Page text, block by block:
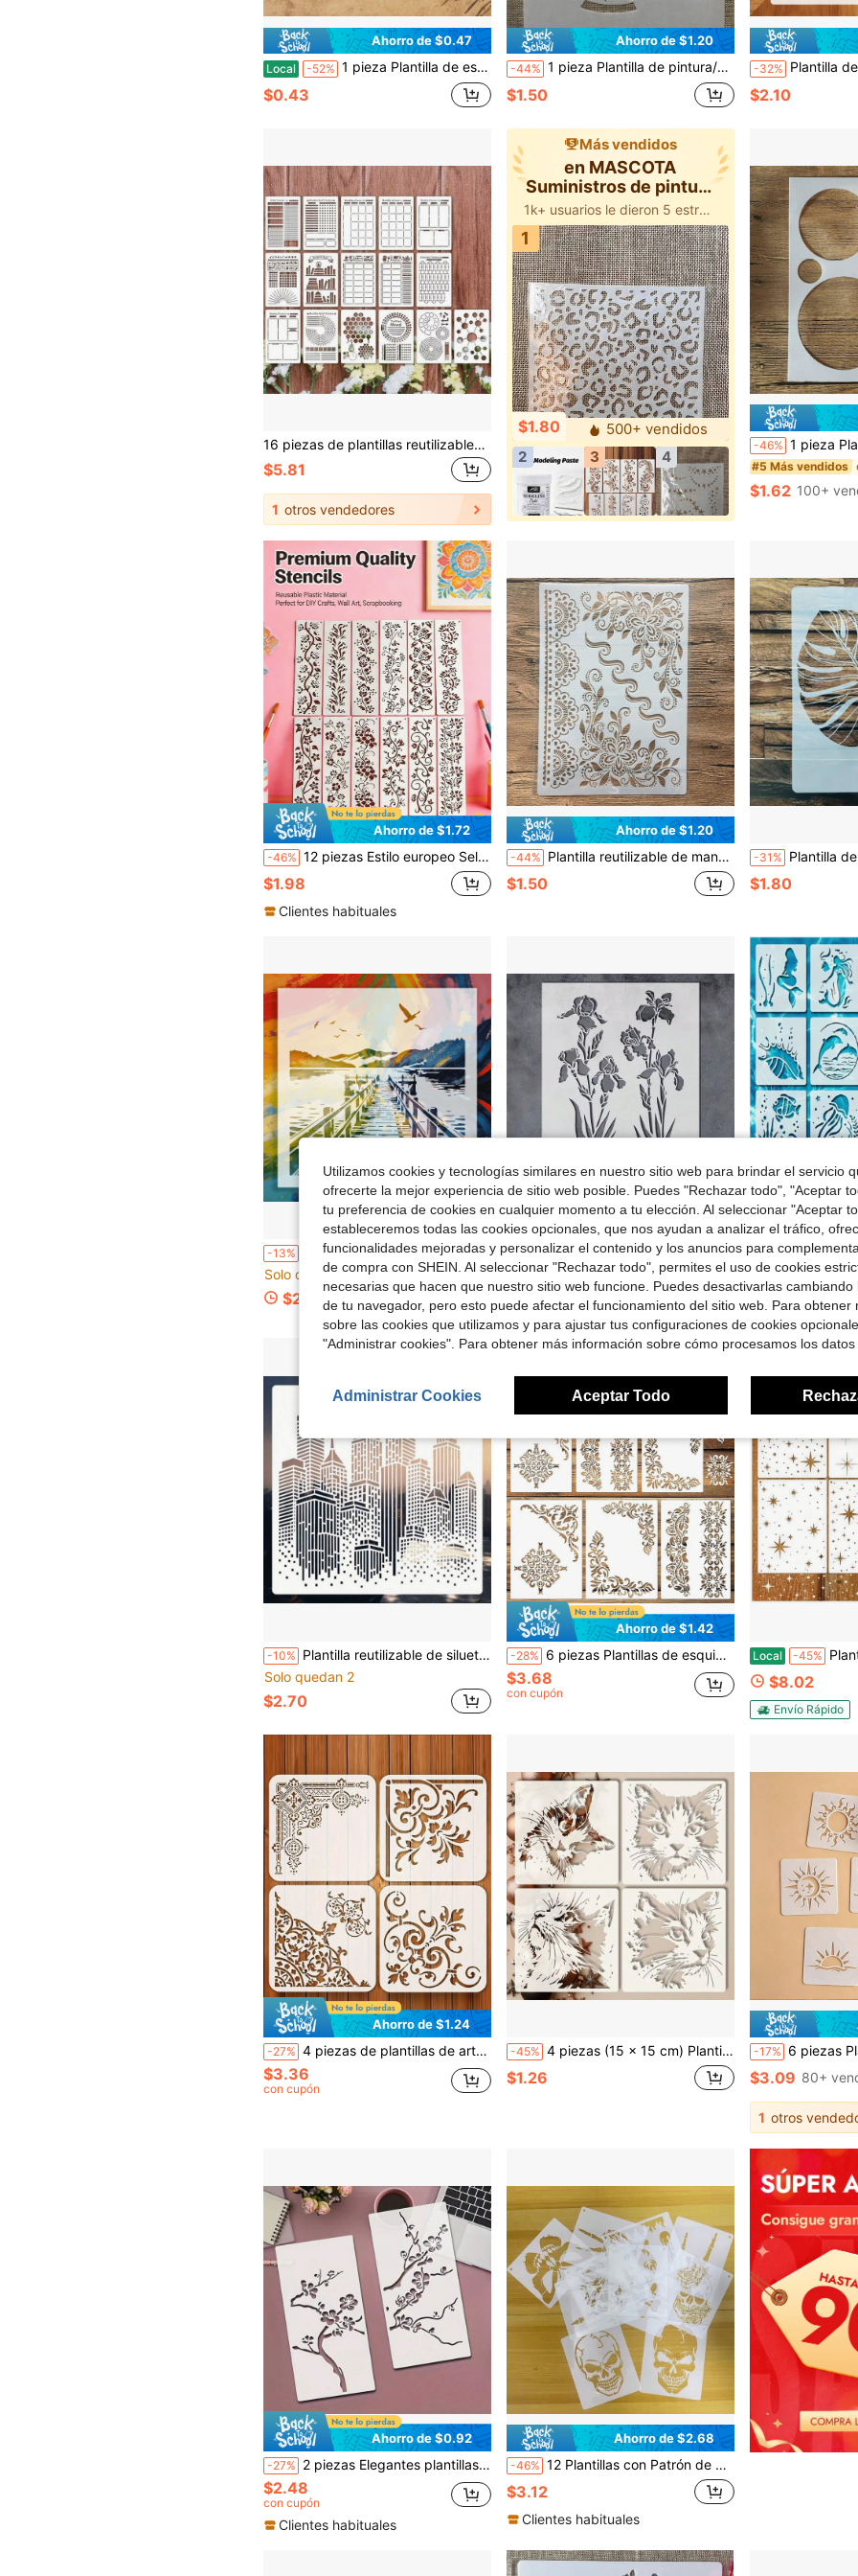
Ahorro de $0.47
Local -52% 1 pieza Plantilla de estarcido reutilizable multicapa - Símbolos de letras y números huecos, ideal para bullet journaling, scrapbooking, plantillas de alfabeto DIY para decoración de paredes y muebles
$0.43
Ahorro de $1.20
-44% 1 pieza Plantilla de pintura/dibujo de plástico blanco hueco de tamaño A4 para tazas
$1.50
-32% Plantilla de pintura de Rey de la selva - Tigre de gran tamaño, Plantilla reutilizable y
$2.10
16 piezas de plantillas reutilizables para planificador de diario, adecuadas para pintura, manualidades, scrapbooking, pintura en madera y otras creaciones DIY
$5.81
1 otros vendedores
Más vendidos
en MASCOTA
Suministros de pintura
y dibujo
1k+ usuarios le dieron 5 estrellas
1
$1.80
500+ vendidos
2
3 4
-46% 1 pieza Plantilla circular de plástico
#5 Más vendidos
$1.62 100+
Ahorro de $1.72
-46% 12 piezas Estilo europeo Sellos de scrapbooking DIY de ratán floral hueco, reutilizables para decoración del hogar, decoración de cajas de regalo, tela, dibujo, tablero de enmascaramiento, material de plástico
$1.98
Clientes habituales
Ahorro de $1.20
-44% Plantilla reutilizable de mandala de 21,0 x 29,7 cm, para pintura, scrapbooking, decoración del hogar, decoración de muebles
$1.50
-31% Plantilla de hoja de selva tropical,
$1.80
-13%
Tamaño Grande - Plantilla Floral de Dalia, Plantilla Hueca de Planta Lavable y Reutilizable, Adecuada para Manualidades DIY, Diseño de Plantas, Arte de Pared, Pintura en Lienzo, Decoración de Scrapbooking
Solo quedan 3
$2.43
Ahorro de $0.80
-29% 1 pieza Plantilla reutilizable tamaño A4 con patrón de flor de iris, adecuada para pintura, manualidades, madera, paredes, lienzo, papel y tela
Solo quedan 8
$2.00
con cupón
-32% 16 piezas de plantillas reutilizables de criaturas marinas, sirena, tortuga, ballena,
Solo quedan 6
$2.85
-10% Plantilla reutilizable de silueta de la ciudad, adecuada para arte de pared DIY, scrapbooking y grabado - Plástico PET duradero, fácil de usar, plantilla de 11.8" X 11.8"
Solo quedan 2
$2.70
Ahorro de $1.42
-28% 6 piezas Plantillas de esquina para pintar, plantilla de borde floral vintage, plantilla de pintura de esquina, plantillas reutilizables de damasco para muebles para madera, pared, lienzo, papel, tela, piso, manualidades y artesanía, de vuelta a la escuela, útiles escolares
$3.68
con cupón
Local -45% Plantillas reutilizables de
$8.02
Envío Rápido
Ahorro de $1.24
-27% 4 piezas de plantillas de arte y manualidades DIY, suministros de pintura, suministros de scrapbooking, tamaño 20.32x20.32cm - Adecuado para decoración de paredes, decoración de habitaciones, tableros de colorear, collage, pintura de muebles, floral, geométrico, decorativo, scrapbooking, manualidades de tela y papel - Con patrones florales, geométricos y decorativos, herramientas de dibujo, plantilla de henna
$3.36
con cupón
-45% 4 piezas (15 x 15 cm) Plantillas de rostro de gato con múltiples expresiones - Plantillas de arte de gato lindas y vívidas, adecuadas para manualidades, decoración de fiestas, decoración del hogar, ropa, madera, lienzo y talla grande, diseño divertido, material duradero, decoración de ropa, diseño de larga duración, plantillas de alta calidad, paquete de plantillas, entusiastas de las manualidades
$1.26
-17% 6 piezas Plantillas reutilizables con forma de sol, plantillas multicapa para
$3.09 80+
1 otros
Ahorro de $0.92
-27% 2 piezas Elegantes plantillas de flor de cerezo y rama - Plantillas de pintura de diseño floral reutilizables, plantillas de pintura floral de rama de PET adecuadas para decoración del hogar DIY, muebles y pintura de pared - Diseño floral multifuncional
$2.48
con cupón
Clientes habituales
Ahorro de $2.68
-46% 12 Plantillas con Patrón de Calavera, Adecuadas para Graffiti de Calavera con Llama, Arte de Pintura en Aerosol, Manualidades Hechas a Mano, Plástico, Plantillas Reutilizables para Grabado en Madera
$3.12
Clientes habituales
Utilizamos cookies y tecnologías similares en nuestro sitio web para brindar el servicio
ofrecerte la mejor experiencia de sitio web posible. Puedes "Rechazar todo", "Aceptar
tu preferencia de cookies en cualquier momento a tu elección. Al seleccionar "Aceptar
estableceremos todas las cookies opcionales, que nos ayudan a analizar el tráfico,
funcionalidades mejoradas y personalizar el contenido y los anuncios para
de compra con SHEIN. Al seleccionar "Rechazar todo", permites el uso de cookies
necesarias que hacen que nuestro sitio web funcione. Puedes desactivarlas cambiando
de tu navegador, pero esto puede afectar el funcionamiento del sitio web. Para obtener
sobre las cookies que utilizamos y para ajustar tus configuraciones de cookies
"Administrar cookies". Para obtener más información sobre cómo procesamos los datos
Administrar Cookies Aceptar Todo